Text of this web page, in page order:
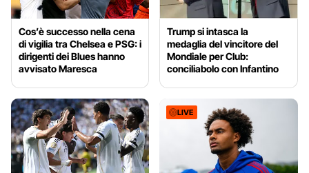
Cos’è successo nella cena
di vigilia tra Chelsea e PSG: i
dirigenti dei Blues hanno
avvisato Maresca
Trump si intasca la
medaglia del vincitore del
Mondiale per Club:
conciliabolo con Infantino
LIVE